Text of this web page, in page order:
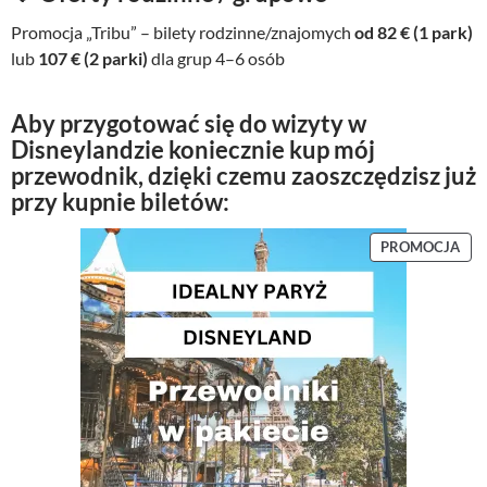
Promocja „Tribu” – bilety rodzinne/znajomych od 82 € (1 park)
lub 107 € (2 parki) dla grup 4–6 osób
Aby przygotować się do wizyty w
Disneylandzie koniecznie kup mój
przewodnik, dzięki czemu zaoszczędzisz już
przy kupnie biletów:
PROMOCJAP
R